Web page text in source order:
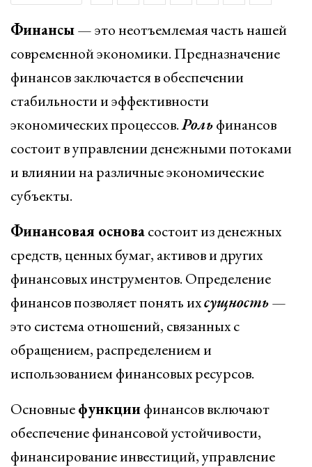
Финансы— это неотъемлемая часть нашей
современной экономики. Предназначение
финансов заключается в обеспечении
стабильности и эффективности
экономических процессов.Рольфинансов
состоит в управлении денежными потоками
и влиянии на различные экономические
субъекты.
Финансовая основасостоит из денежных
средств, ценных бумаг, активов и других
финансовых инструментов. Определение
финансов позволяет понять ихсущность—
это система отношений, связанных с
обращением, распределением и
использованием финансовых ресурсов.
Основныефункциифинансов включают
обеспечение финансовой устойчивости,
финансирование инвестиций, управление